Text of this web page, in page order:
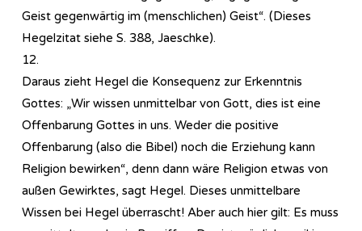
Geist gegenwärtig im (menschlichen) Geist“. (Dieses
Hegelzitat siehe S. 388, Jaeschke).
12.
Daraus zieht Hegel die Konsequenz zur Erkenntnis
Gottes: „Wir wissen unmittelbar von Gott, dies ist eine
Offenbarung Gottes in uns. Weder die positive
Offenbarung (also die Bibel) noch die Erziehung kann
Religion bewirken“, denn dann wäre Religion etwas von
außen Gewirktes, sagt Hegel. Dieses unmittelbare
Wissen bei Hegel überrascht! Aber auch hier gilt: Es muss